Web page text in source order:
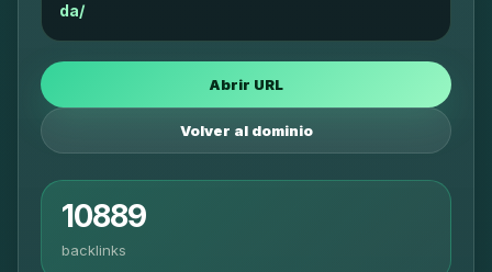
da/
Abrir URL
Volver al dominio
10889
backlinks